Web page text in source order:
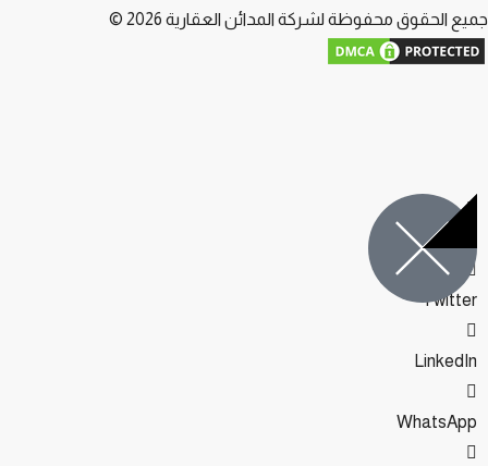
الحقوق محفوظة لشركة المدائن العقارية 2026 ©
Facebook
Twitter
LinkedIn
WhatsApp